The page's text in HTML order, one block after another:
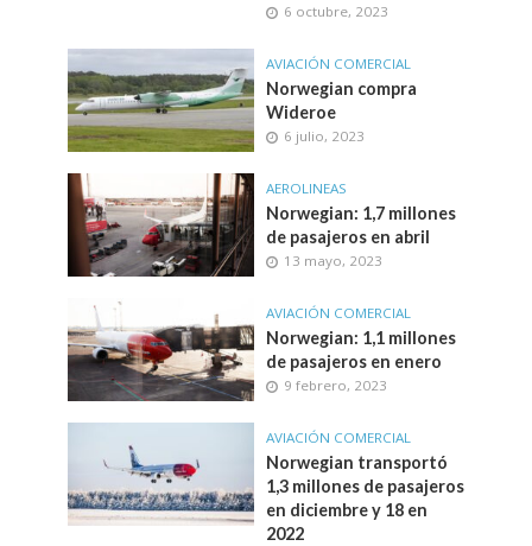
6 octubre, 2023
AVIACIÓN COMERCIAL
Norwegian compra
Wideroe
6 julio, 2023
AEROLINEAS
Norwegian: 1,7 millones
de pasajeros en abril
13 mayo, 2023
AVIACIÓN COMERCIAL
Norwegian: 1,1 millones
de pasajeros en enero
9 febrero, 2023
AVIACIÓN COMERCIAL
Norwegian transportó
1,3 millones de pasajeros
en diciembre y 18 en
2022